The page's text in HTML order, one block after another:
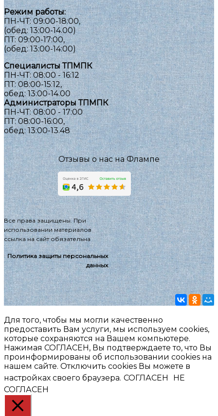
Режим работы:
ПН-ЧТ: 09:00-18:00,
(обед: 13:00-14.00)
ПТ: 09:00-17:00,
(обед: 13:00-14:00)
Специалисты ТПМПК
ПН-ЧТ: 08:00 - 16:12
ПТ: 08:00-15:12,
обед: 13:00-14.00
Администраторы ТПМПК
ПН-ЧТ: 08:00 - 17:00
ПТ: 08:00-16:00,
обед: 13:00-13.48
Отзывы о нас на Флампе
Все права защищены. При
использовании материалов
ссылка на сайт обязательна
Политика защиты персональных
данных
Для того, чтобы мы могли качественно
предоставить Вам услуги, мы используем cookies,
которые сохраняются на Вашем компьютере.
Нажимая СОГЛАСЕН, Вы подтверждаете то, что Вы
проинформированы об использовании cookies на
нашем сайте. Отключить cookies Вы можете в
настройках своего браузера. СОГЛАСЕН
НЕ
СОГЛАСЕН